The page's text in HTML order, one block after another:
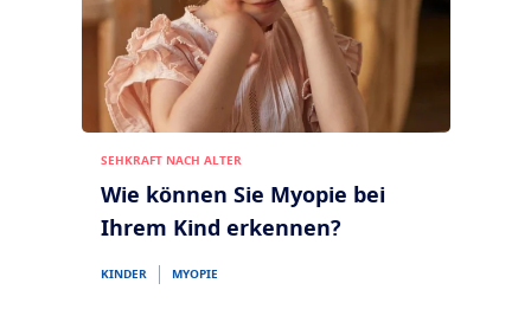
SEHKRAFT NACH ALTER
Wie können Sie Myopie bei
Ihrem Kind erkennen?
KINDER MYOPIE